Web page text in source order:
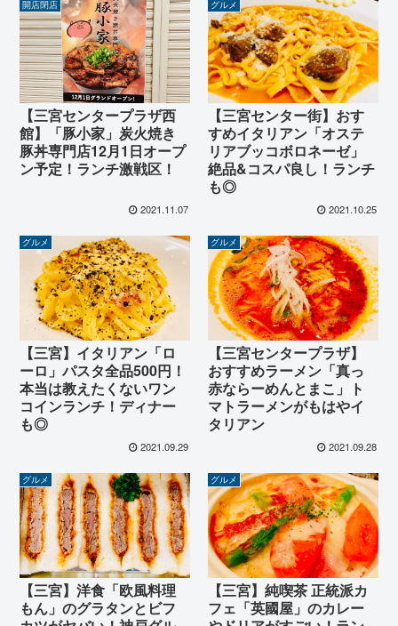
開店閉店
【三宮センタープラザ西
館】「豚小家」炭火焼き
豚丼専門店12月1日オープ
ン予定！ランチ激戦区！
2021.11.07
グルメ
【三宮センター街】おす
すめイタリアン「オステ
リアブッコボロネーゼ」
絶品&コスパ良し！ランチ
も◎
2021.10.25
グルメ
【三宮】イタリアン「ロ
ーロ」パスタ全品500円！
本当は教えたくないワン
コインランチ！ディナー
も◎
2021.09.29
グルメ
【三宮センタープラザ】
おすすめラーメン「真っ
赤ならーめんとまこ」ト
マトラーメンがもはやイ
タリアン
2021.09.28
グルメ
【三宮】洋食「欧風料理
もん」のグラタンとビフ
グルメ
【三宮】純喫茶 正統派カ
フェ「英國屋」のカレー